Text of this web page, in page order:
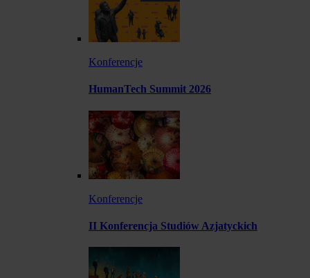
Konferencje
HumanTech Summit 2026
Konferencje
II Konferencja Studiów Azjatyckich